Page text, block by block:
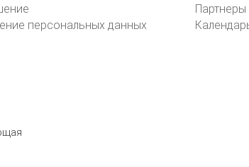
персональных данных
Партнеры